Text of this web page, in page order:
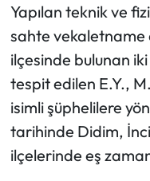
Yapılan teknik ve
sahte vekaletname
ilçesinde bulunan iki
tespit edilen E.Y.,
isimli şüphelilere
tarihinde Didim,
ilçelerinde eş